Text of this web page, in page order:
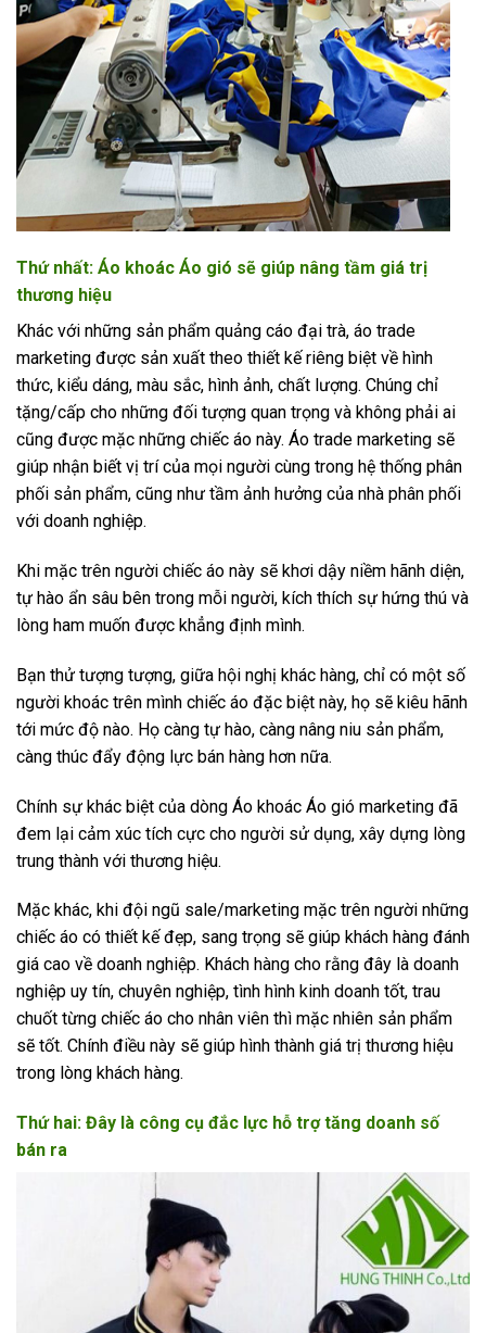
Thứ nhất: Áo khoác Áo gió sẽ giúp nâng tầm giá trị
thương hiệu
Khác với những sản phẩm quảng cáo đại trà, áo trade
marketing được sản xuất theo thiết kế riêng biệt về hình
thức, kiểu dáng, màu sắc, hình ảnh, chất lượng. Chúng chỉ
tặng/cấp cho những đối tượng quan trọng và không phải ai
cũng được mặc những chiếc áo này. Áo trade marketing sẽ
giúp nhận biết vị trí của mọi người cùng trong hệ thống phân
phối sản phẩm, cũng như tầm ảnh hưởng của nhà phân phối
với doanh nghiệp.
Khi mặc trên người chiếc áo này sẽ khơi dậy niềm hãnh diện,
tự hào ẩn sâu bên trong mỗi người, kích thích sự hứng thú và
lòng ham muốn được khẳng định mình.
Bạn thử tượng tượng, giữa hội nghị khác hàng, chỉ có một số
người khoác trên mình chiếc áo đặc biệt này, họ sẽ kiêu hãnh
tới mức độ nào. Họ càng tự hào, càng nâng niu sản phẩm,
càng thúc đẩy động lực bán hàng hơn nữa.
Chính sự khác biệt của dòng Áo khoác Áo gió marketing đã
đem lại cảm xúc tích cực cho người sử dụng, xây dựng lòng
trung thành với thương hiệu.
Mặc khác, khi đội ngũ sale/marketing mặc trên người những
chiếc áo có thiết kế đẹp, sang trọng sẽ giúp khách hàng đánh
giá cao về doanh nghiệp. Khách hàng cho rằng đây là doanh
nghiệp uy tín, chuyên nghiệp, tình hình kinh doanh tốt, trau
chuốt từng chiếc áo cho nhân viên thì mặc nhiên sản phẩm
sẽ tốt. Chính điều này sẽ giúp hình thành giá trị thương hiệu
trong lòng khách hàng.
Thứ hai: Đây là công cụ đắc lực hỗ trợ tăng doanh số
bán ra